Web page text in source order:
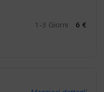
1-3 Giorni 6 €